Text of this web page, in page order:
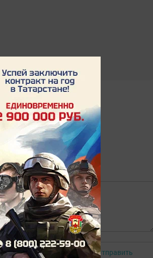
Авторизоваться Отправить